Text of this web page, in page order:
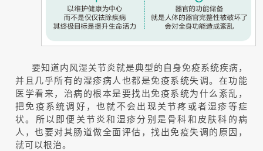
要知道内风湿关节炎就是典型的自身免疫系统疾病，
并且几乎所有的湿疹病人也都是免疫系统失调。在功能
医学看来，治病的根本是要找出免疫系统为什么紊乱，
把免疫系统调好，也就不会出现关节疼或者湿疹等症
状。所以即便关节炎和湿疹分别是骨科和皮肤科的病
人，也要对其肠道做全面评估，找出免疫失调的原因，
就可以根治。